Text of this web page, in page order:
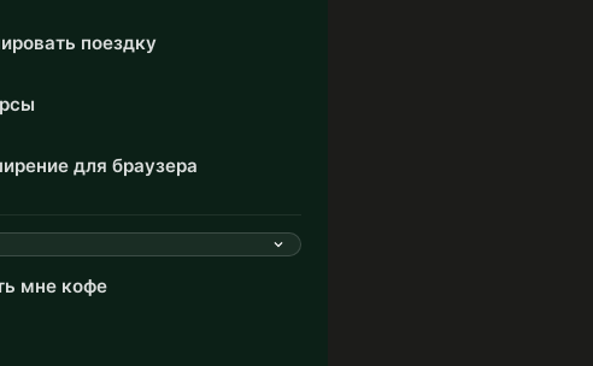
поездку
для браузера
мне кофе